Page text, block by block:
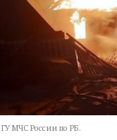
ГУ МЧС России по РБ.